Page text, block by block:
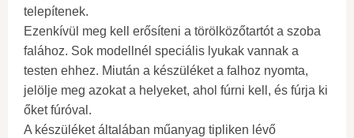
telepítenek.
Ezenkívül meg kell erősíteni a törölközőtartót a szoba
falához. Sok modellnél speciális lyukak vannak a
testen ehhez. Miután a készüléket a falhoz nyomta,
jelölje meg azokat a helyeket, ahol fúrni kell, és fúrja ki
őket fúróval.
A készüléket általában műanyag tipliken lévő